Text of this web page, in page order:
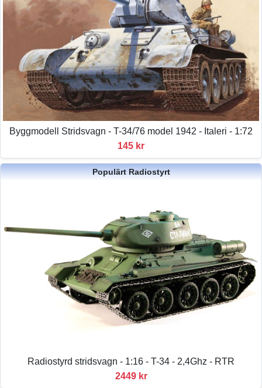
Byggmodell Stridsvagn - T-34/76 model 1942 - Italeri - 1:72
145 kr
Populärt Radiostyrt
Radiostyrd stridsvagn - 1:16 - T-34 - 2,4Ghz - RTR
2449 kr